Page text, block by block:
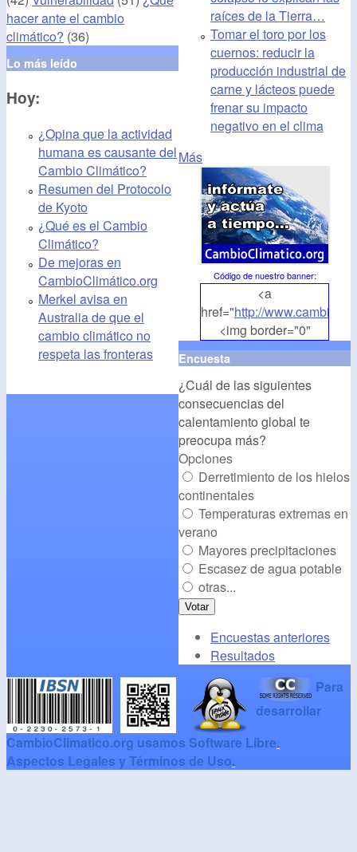
hacer ante el cambio
climático? (36)
Lo más leído
Hoy:
¿Opina que la actividad
humana es causante del
Cambio Climático?
Resumen del Protocolo
de Kyoto
¿Qué es el Cambio
Climático?
De mejoras en
CambioClimático.org
Merkel avisa en
Australia de que el
cambio climático no
respeta las fronteras
raíces de la Tierra…
Tomar el toro por los
cuernos: reducir la
producción industrial de
carne y lácteos puede
frenar su impacto
negativo en el clima
Más
Código de nuestro banner:
<a
href="http://
<img border="0"
align="middle"
src="http://
alt="CambioClimatico.org"
/></a>
Encuesta
¿Cuál de las siguientes
consecuencias del
calentamiento global te
preocupa más?
Opciones
Derretimiento de los hielos
continentales
Temperaturas extremas en
verano
Mayores precipitaciones
Escasez de agua potable
otras...
Encuestas anteriores
Resultados
Para
desarrollar
CambioClimatico.org usamos Software Libre.
Aspectos Legales y Términos de Uso.